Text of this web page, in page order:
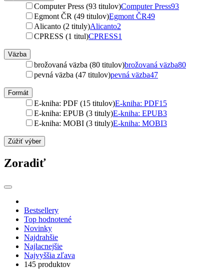
Computer Press (93 titulov)Computer Press93
Egmont ČR (49 titulov)Egmont ČR49
Alicanto (2 tituly)Alicanto2
CPRESS (1 titul)CPRESS1
Väzba
brožovaná väzba (80 titulov)brožovaná väzba80
pevná väzba (47 titulov)pevná väzba47
Formát
E-kniha: PDF (15 titulov)E-kniha: PDF15
E-kniha: EPUB (3 tituly)E-kniha: EPUB3
E-kniha: MOBI (3 tituly)E-kniha: MOBI3
Zúžiť výber
Zoradiť
Bestsellery
Top hodnotené
Novinky
Najdrahšie
Najlacnejšie
Najvyššia zľava
145 produktov